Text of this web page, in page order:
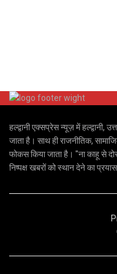
हल्द्वानी एक्सप्रेस न्यूज़ में हल्द्वानी,
जाता है। साथ ही राजनीतिक,
फोकस किया जाता है। "ना काहू से
निष्पक्ष खबरों को स्थान देने का